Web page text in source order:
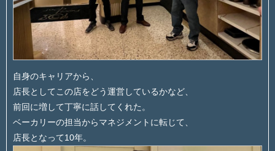
自身のキャリアから、
店長としてこの店をどう運営しているかなど、
前回に増して丁寧に話してくれた。
ベーカリーの担当からマネジメントに転じて、
店長となって10年。